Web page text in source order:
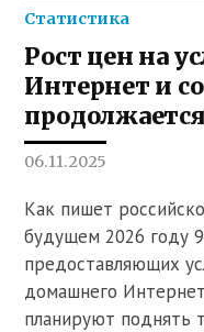
Статистика
Рост цен на
Интернет и
продолжается
06.11.2025
Как пишет
будущем 2026 году
предоставляющих
домашнего
планируют поднять